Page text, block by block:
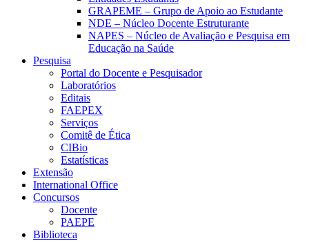
GRAPEME – Grupo de Apoio ao Estudante
NDE – Núcleo Docente Estruturante
NAPES – Núcleo de Avaliação e Pesquisa em
Educação na Saúde
Pesquisa
Portal do Docente e Pesquisador
Laboratórios
Editais
FAEPEX
Serviços
Comitê de Ética
CIBio
Estatísticas
Extensão
International Office
Concursos
Docente
PAEPE
Biblioteca